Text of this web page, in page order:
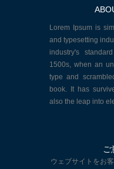
Lorem Ipsum is
and typesetting
industry's
1500s, when an
type and
book. It has
also the leap into
ご
ウェブサイトをお